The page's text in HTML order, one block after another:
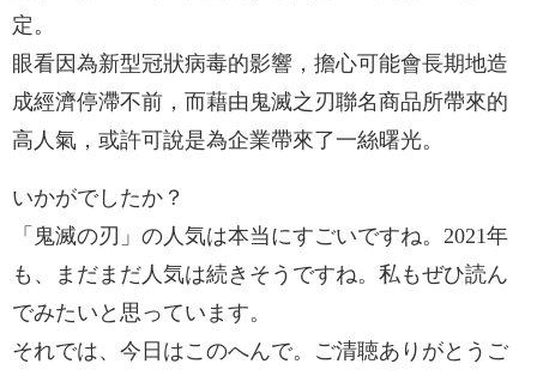
定。
眼看因為新型冠狀病毒的影響，擔心可能會長期地造
成經濟停滯不前，而藉由鬼滅之刃聯名商品所帶來的
高人氣，或許可說是為企業帶來了一絲曙光。
いかがでしたか？
「鬼滅の刃」の人気は本当にすごいですね。2021年
も、まだまだ人気は続きそうですね。私もぜひ読ん
でみたいと思っています。
それでは、今日はこのへんで。ご清聴ありがとうご